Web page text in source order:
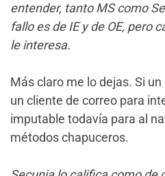
entender, tanto MS como
fallo es de IE y de OE, pero
le interesa.
Más claro me lo dejas. Si
un cliente de correo para
imputable todavía para al
métodos chapuceros.